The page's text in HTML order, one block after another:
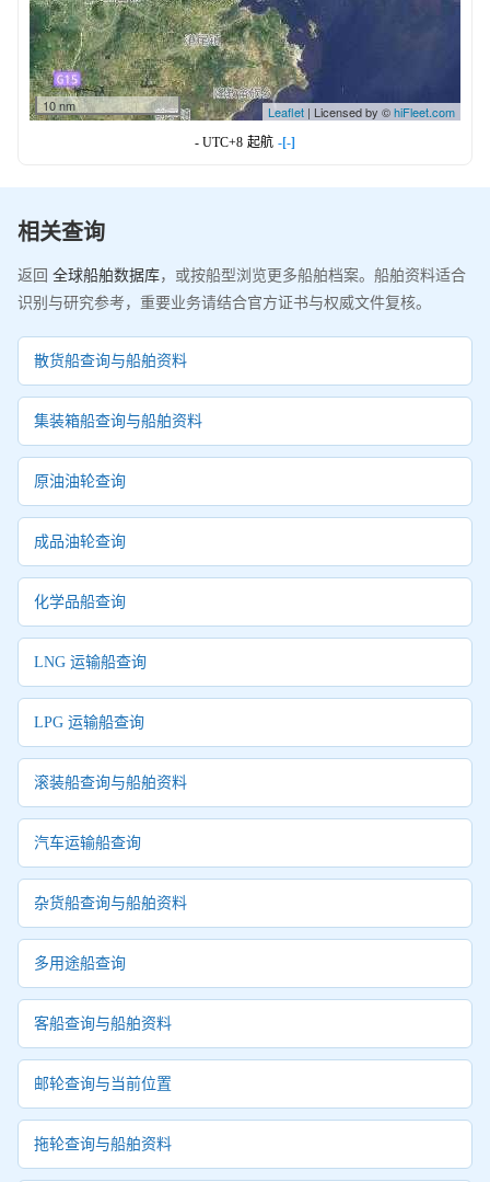
10 nm Leaflet | Licensed by ©hiFleet.com
- UTC+8 起航 -[-]
相关查询
返回 全球船舶数据库，或按船型浏览更多船舶档案。船舶资料适合
识别与研究参考，重要业务请结合官方证书与权威文件复核。
散货船查询与船舶资料
集装箱船查询与船舶资料
原油油轮查询
成品油轮查询
化学品船查询
LNG 运输船查询
LPG 运输船查询
滚装船查询与船舶资料
汽车运输船查询
杂货船查询与船舶资料
多用途船查询
客船查询与船舶资料
邮轮查询与当前位置
拖轮查询与船舶资料